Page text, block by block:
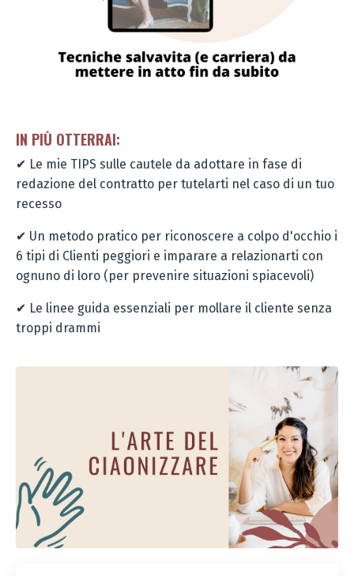
IN PIÙ OTTERRAI:
✔ Le mie TIPS sulle cautele da adottare in fase di
redazione del contratto per tutelarti nel caso di un tuo
recesso
✔ Un metodo pratico per riconoscere a colpo d'occhio i
6 tipi di Clienti peggiori e imparare a relazionarti con
ognuno di loro (per prevenire situazioni spiacevoli)
✔ Le linee guida essenziali per mollare il cliente senza
troppi drammi